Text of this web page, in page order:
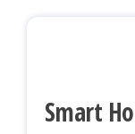
Smart